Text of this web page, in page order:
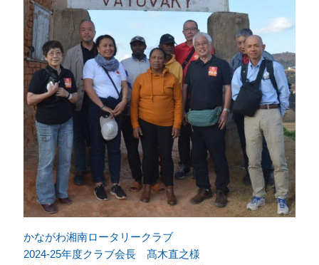
かながわ湘南ロータリークラブ
2024-25年度クラブ会長 髙木直之様